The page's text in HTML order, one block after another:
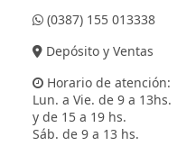
(0387) 155 013338
Depósito y Ventas
Horario de atención:
Lun. a Vie. de 9 a 13hs.
y de 15 a 19 hs.
Sáb. de 9 a 13 hs.